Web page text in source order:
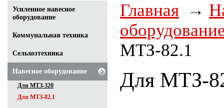
Главная
МТЗ-82.1
Для МТЗ-
Усиленное навесное
оборудование
Коммунальная техника
Сельхозтехника
Навесное оборудование
Для МТЗ-320
Для МТЗ-82.1